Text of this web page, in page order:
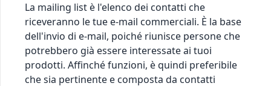
La mailing list è l'elenco dei contatti che
riceveranno le tue e-mail commerciali. È la base
dell'invio di e-mail, poiché riunisce persone che
potrebbero già essere interessate ai tuoi
prodotti. Affinché funzioni, è quindi preferibile
che sia pertinente e composta da contatti